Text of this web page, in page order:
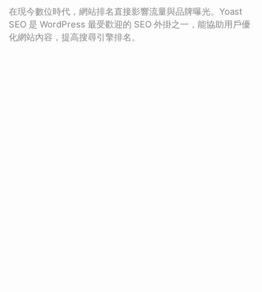
在現今數位時代，網站排名直接影響流量與品牌曝光。Yoast
SEO 是 WordPress 最受歡迎的 SEO 外掛之一，能協助用戶優
化網站內容，提高搜尋引擎排名。